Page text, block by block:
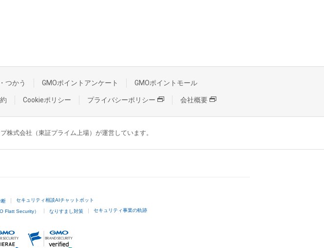
つかう GMOポイントアンケート GMOポイントモール
Cookieポリシー プライバシーポリシー 会社概要
株式会社（東証プライム上場）が運営しています。
断 セキュリティ相談AIチャットボット
Flatt Security） なりすまし対策 セキュリティ事業の軌跡